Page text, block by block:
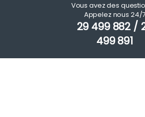
Vous avez des
Appelez nous 24/7
29 499 882 /
499 891